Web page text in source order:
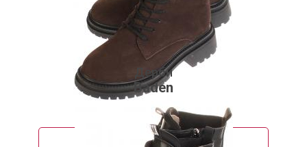
Дерби
Baden
7 370 руб.
Подробнее